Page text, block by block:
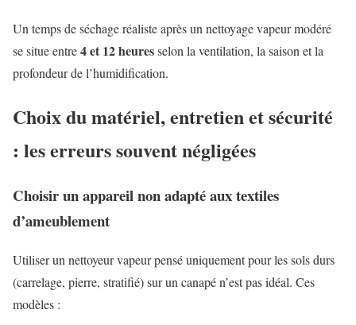
Un temps de séchage réaliste après un nettoyage vapeur modéré
se situe entre4 et 12 heuresselon la ventilation, la saison et la
profondeur de l’humidification.
Choix du matériel, entretien et sécurité
: les erreurs souvent négligées
Choisir un appareil non adapté aux textiles
d’ameublement
Utiliser un nettoyeur vapeur pensé uniquement pour les sols durs
(carrelage, pierre, stratifié) sur un canapé n’est pas idéal. Ces
modèles :